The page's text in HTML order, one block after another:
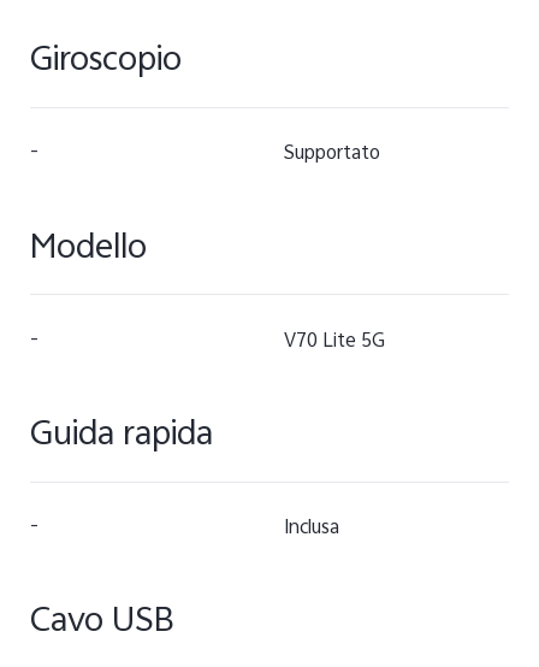
Giroscopio
- Supportato
Modello
- V70 Lite 5G
Guida rapida
- Inclusa
Cavo USB